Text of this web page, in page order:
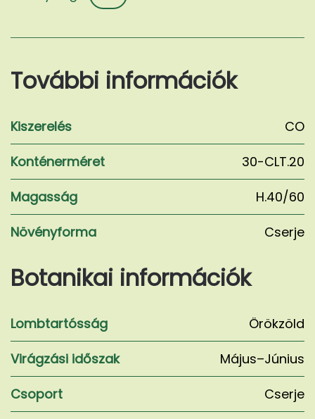
domestica
mennyiség
További információk
Kiszerelés
CO
Konténerméret
30-CLT.20
Magasság
H.40/60
Növényforma
Cserje
Botanikai információk
Lombtartósság
Örökzöld
Virágzási időszak
Május–Június
Csoport
Cserje